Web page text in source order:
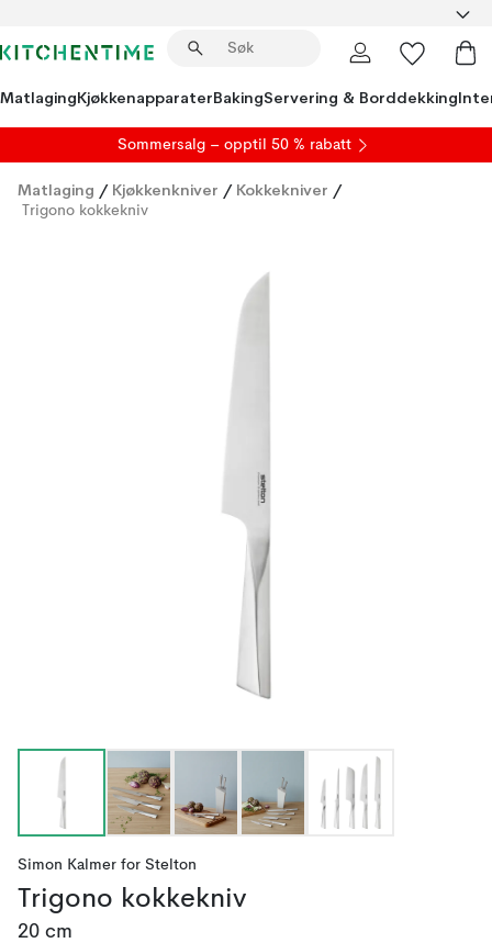
MatlagingKjøkkenapparaterBakingServering & Borddekking
Sommersalg – opptil 50 % rabatt
Matlaging / Kjøkkenkniver / Kokkekniver /
Trigono kokkekniv
Simon Kalmer for Stelton
Trigono kokkekniv
20 cm